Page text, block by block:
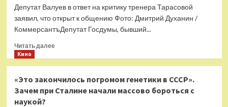
российскому
приграничному
региону
около
50
Депутат Валуев в ответ на критику тренера Тарасовой
заявил, что открыт к общению Фото: Дмитрий Духанин /
КоммерсантъДепутат Госдумы, бывший...
Читать далееПрочитать
ответил
на
Кино
«Это закончилось погромом генетики в СССР».
Зачем при Сталине начали массово бороться с
наукой?